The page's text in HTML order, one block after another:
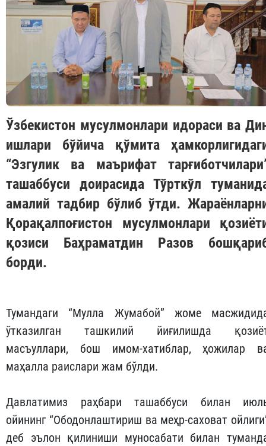
Ўзбекистон мусулмонлари идораси ва
ишлари бўйича қўмита
“Эзгулик ва маърифат
ташаббуси доирасида Тўрткўл
амалий тадбир бўлиб ўтди.
Қорақалпоғистон мусулмонлари
қозиси Баҳраматдин Разов
борди.
Тумандаги “Мулла Жумабой” жоме
ўтказилган ташкилий йиғилишда
масъуллари, бош имом-хатиблар, ҳожилар
маҳалла раислари жам бўлди.
Давлатимиз раҳбари ташаббуси билан
ойининг “Ободонлаштириш ва меҳр-саховат
деб эълон қилиниши муносабати билан